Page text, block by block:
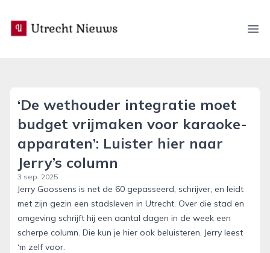
utrecht-nieuws.nl
‘De wethouder integratie moet
budget vrijmaken voor karaoke-
apparaten’: Luister hier naar
Jerry’s column
3 sep. 2025
Jerry Goossens is net de 60 gepasseerd, schrijver, en leidt
met zijn gezin een stadsleven in Utrecht. Over die stad en
omgeving schrijft hij een aantal dagen in de week een
scherpe column. Die kun je hier ook beluisteren. Jerry leest
‘m zelf voor.